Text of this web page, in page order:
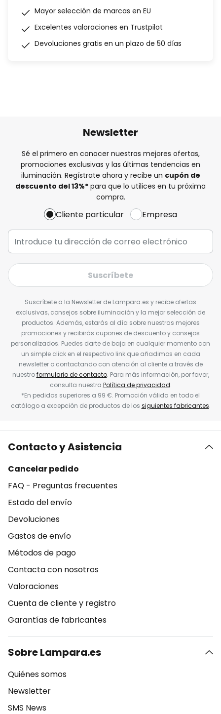
Mayor selección de marcas en EU
Excelentes valoraciones en Trustpilot
Devoluciones gratis en un plazo de 50 días
Newsletter
Sé el primero en conocer nuestras mejores ofertas,
promociones exclusivas y las últimas tendencias en
iluminación. Regístrate ahora y recibe un cupón de
descuento del13%* para que lo utilices en tu próxima
compra.
Cliente particular Empresa
Suscríbete
Suscríbete a la Newsletter de Lampara.es y recibe ofertas
exclusivas, consejos sobre iluminación y la mejor selección de
productos. Además, estarás al día sobre nuestras mejores
promociones y recibirás cupones de descuento y consejos
personalizados. Puedes darte de baja en cualquier momento con
un simple click en el respectivo link que añadimos en cada
newsletter o contactando con atención al cliente a través de
nuestroformulario de contacto. Para más información, por favor,
consulta nuestra Política de privacidad.
*En pedidos superiores a 99 €. Promoción válida en todo el
catálogo a excepción de productos de los siguientes fabricantes.
Contacto y Asistencia
Cancelar pedido
FAQ - Preguntas frecuentes
Estado del envío
Devoluciones
Gastos de envío
Métodos de pago
Contacta con nosotros
Valoraciones
Cuenta de cliente y registro
Garantías de fabricantes
Sobre Lampara.es
Quiénes somos
Newsletter
SMS News